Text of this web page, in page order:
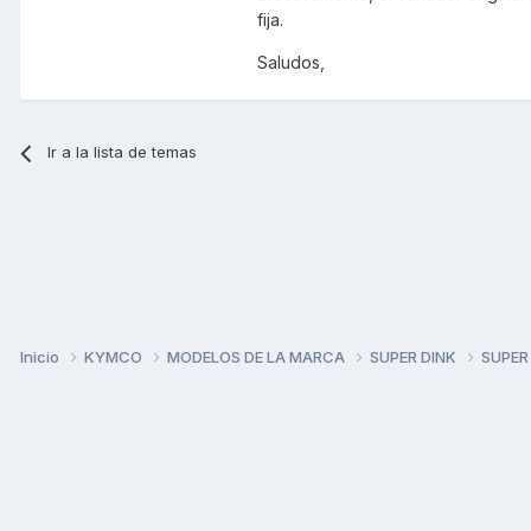
fija.
Saludos,
Ir a la lista de temas
Inicio KYMCO MODELOS DE LA MARCA SUPER DINK